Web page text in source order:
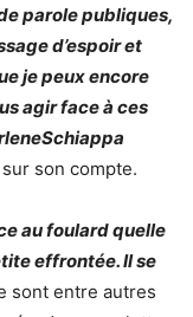
parole publiques,
d’espoir et
je peux encore
agir face à ces
son compte.
au foulard quelle
effrontée. Il se
sont entre autres